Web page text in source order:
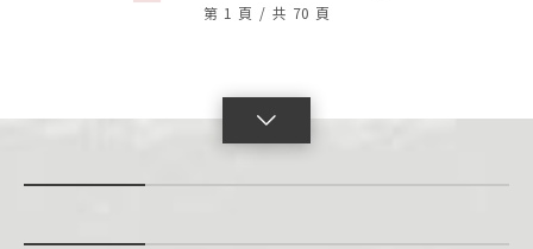
第 1 頁 / 共 70 頁